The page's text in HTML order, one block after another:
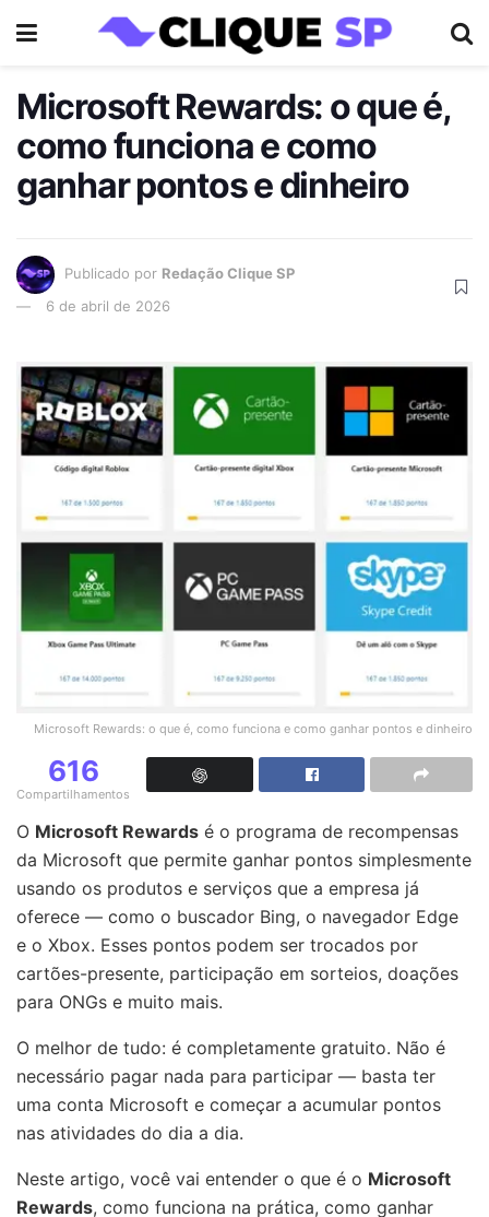
Microsoft Rewards: o que é,
como funciona e como
ganhar pontos e dinheiro
Publicado por Redação Clique SP
6 de abril de 2026
Microsoft Rewards: o que é, como funciona e como ganhar pontos e dinheiro
616
Compartilhamentos
O Microsoft Rewards é o programa de recompensas
da Microsoft que permite ganhar pontos simplesmente
usando os produtos e serviços que a empresa já
oferece — como o buscador Bing, o navegador Edge
e o Xbox. Esses pontos podem ser trocados por
cartões-presente, participação em sorteios, doações
para ONGs e muito mais.
O melhor de tudo: é completamente gratuito. Não é
necessário pagar nada para participar — basta ter
uma conta Microsoft e começar a acumular pontos
nas atividades do dia a dia.
Neste artigo, você vai entender o que é o Microsoft
Rewards, como funciona na prática, como ganhar